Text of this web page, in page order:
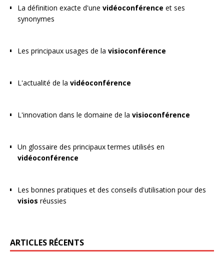
La définition exacte d'une vidéoconférence et ses
synonymes
Les principaux usages de la visioconférence
L'actualité de la vidéoconférence
L'innovation dans le domaine de la visioconférence
Un glossaire des principaux termes utilisés en
vidéoconférence
Les bonnes pratiques et des conseils d'utilisation pour des
visios réussies
ARTICLES RÉCENTS